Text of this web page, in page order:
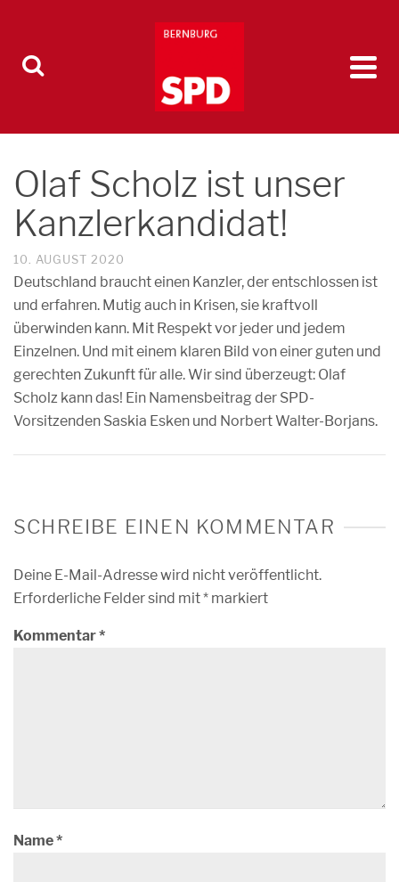
Olaf Scholz ist unser
Kanzlerkandidat!
10. AUGUST 2020
Deutschland braucht einen Kanzler, der entschlossen ist
und erfahren. Mutig auch in Krisen, sie kraftvoll
überwinden kann. Mit Respekt vor jeder und jedem
Einzelnen. Und mit einem klaren Bild von einer guten und
gerechten Zukunft für alle. Wir sind überzeugt: Olaf
Scholz kann das! Ein Namensbeitrag der SPD-
Vorsitzenden Saskia Esken und Norbert Walter-Borjans.
SCHREIBE EINEN KOMMENTAR
Deine E-Mail-Adresse wird nicht veröffentlicht.
Erforderliche Felder sind mit* markiert
Kommentar*
Name*